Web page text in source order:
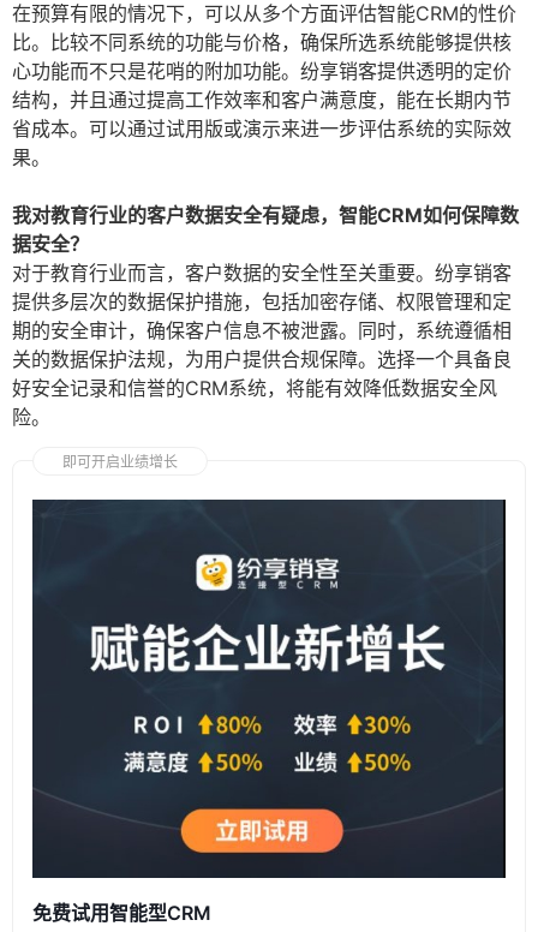
在预算有限的情况下，可以从多个方面评估智能CRM的性价
比。比较不同系统的功能与价格，确保所选系统能够提供核
心功能而不只是花哨的附加功能。纷享销客提供透明的定价
结构，并且通过提高工作效率和客户满意度，能在长期内节
省成本。可以通过试用版或演示来进一步评估系统的实际效
果。
我对教育行业的客户数据安全有疑虑，智能CRM如何保障数
据安全？
对于教育行业而言，客户数据的安全性至关重要。纷享销客
提供多层次的数据保护措施，包括加密存储、权限管理和定
期的安全审计，确保客户信息不被泄露。同时，系统遵循相
关的数据保护法规，为用户提供合规保障。选择一个具备良
好安全记录和信誉的CRM系统，将能有效降低数据安全风
险。
即可开启业绩增长
免费试用智能型CRM